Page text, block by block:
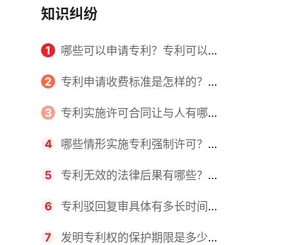
知识纠纷
1 哪些可以申请专利？专利可以同
时多个人一起申请吗？
2 专利申请收费标准是怎样的？申
请不同类型的专利所需要的钱不同
3 专利实施许可合同让与人有哪些
主要义务？专利实施许可合同与专利
许可合同有什么区别？
4 哪些情形实施专利强制许可？专
利强制许可的前提条件是什么？
5 专利无效的法律后果有哪些？专
利的无效情形有哪些？
6 专利驳回复审具体有多长时间？
哪些情况下专利申请可能被驳回？
7 发明专利权的保护期限是多少